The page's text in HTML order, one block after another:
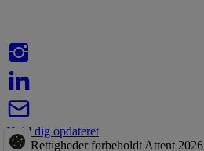
Hold dig opdateret
Alle Rettigheder forbeholdt Attent 2026